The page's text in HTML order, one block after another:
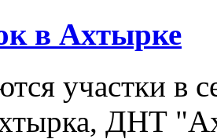
в Ахтырке
участки в
ДНТ